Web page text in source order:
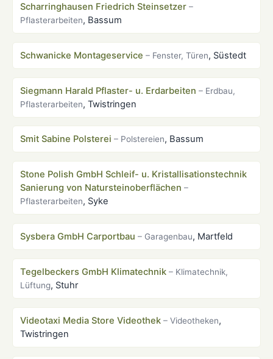
Scharringhausen Friedrich Steinsetzer –
Pflasterarbeiten, Bassum
Schwanicke Montageservice – Fenster, Türen, Süstedt
Siegmann Harald Pflaster- u. Erdarbeiten – Erdbau,
Pflasterarbeiten, Twistringen
Smit Sabine Polsterei – Polstereien, Bassum
Stone Polish GmbH Schleif- u. Kristallisationstechnik
Sanierung von Natursteinoberflächen –
Pflasterarbeiten, Syke
Sysbera GmbH Carportbau – Garagenbau, Martfeld
Tegelbeckers GmbH Klimatechnik – Klimatechnik,
Lüftung, Stuhr
Videotaxi Media Store Videothek – Videotheken,
Twistringen